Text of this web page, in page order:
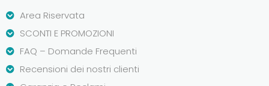
Area Riservata
SCONTI E PROMOZIONI
FAQ – Domande Frequenti
Recensioni dei nostri clienti